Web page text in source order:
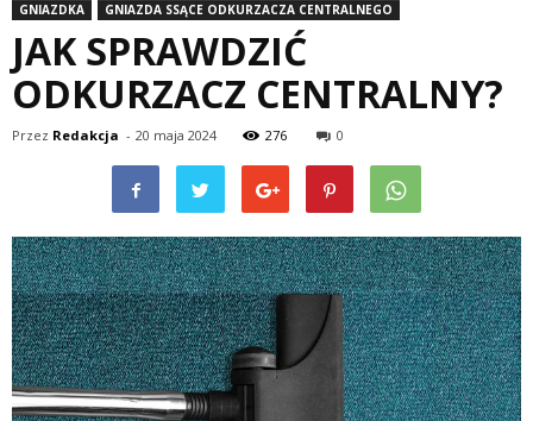
GNIAZDKA GNIAZDA SSĄCE ODKURZACZA CENTRALNEGO
JAK SPRAWDZIĆ
ODKURZACZ CENTRALNY?
Przez Redakcja - 20 maja 2024 276 0